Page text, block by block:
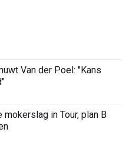
Van der Poel: "Kans
in Tour, plan B